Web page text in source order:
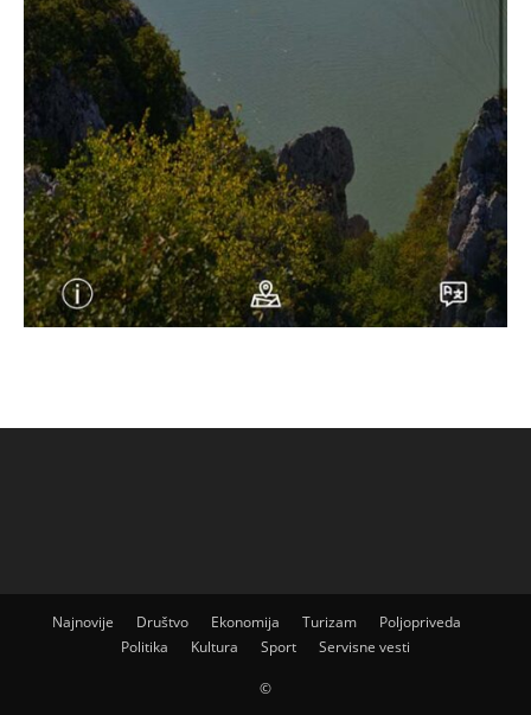
Najnovije Društvo Ekonomija Turizam
Poljopriveda
Politika
Kultura Sport Servisne vesti
©